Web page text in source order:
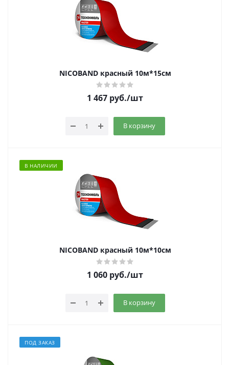
NICOBAND красный 10м*15см
1 467 руб./шт
В корзину
В НАЛИЧИИ
NICOBAND красный 10м*10см
1 060 руб./шт
В корзину
ПОД ЗАКАЗ